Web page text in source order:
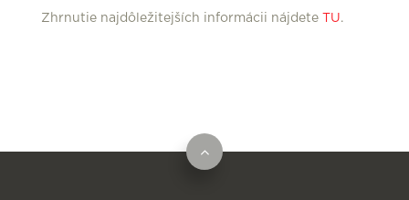
Zhrnutie najdôležitejších informácii nájdete TU.